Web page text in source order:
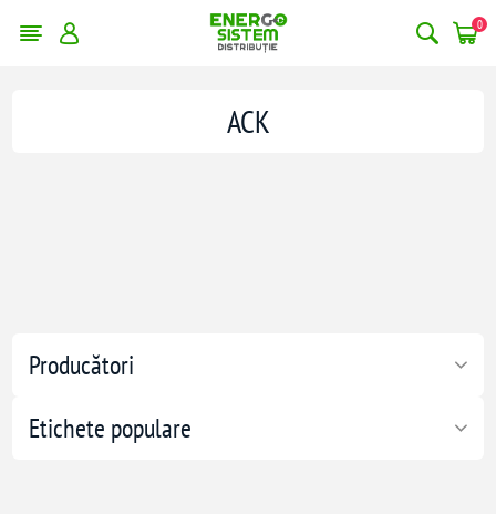
0
Producători
Etichete populare
ACK